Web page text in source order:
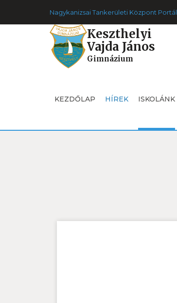
Nagykanizsai Tankerületi Központ Portál
Keszthelyi
Vajda János
Gimnázium
KEZDŐLAP HÍREK ISKOLÁNK